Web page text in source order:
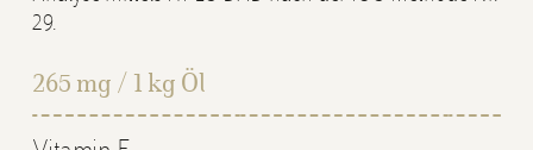
29.
265 mg / 1 kg Öl